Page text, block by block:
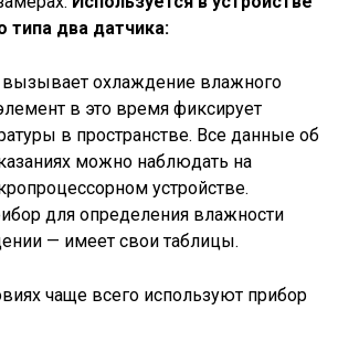
типа два датчика:
охлаждение влажного
в это время фиксирует
в пространстве. Все данные об
можно наблюдать на
устройстве.
для определения влажности
— имеет свои таблицы.
чаще всего используют прибор